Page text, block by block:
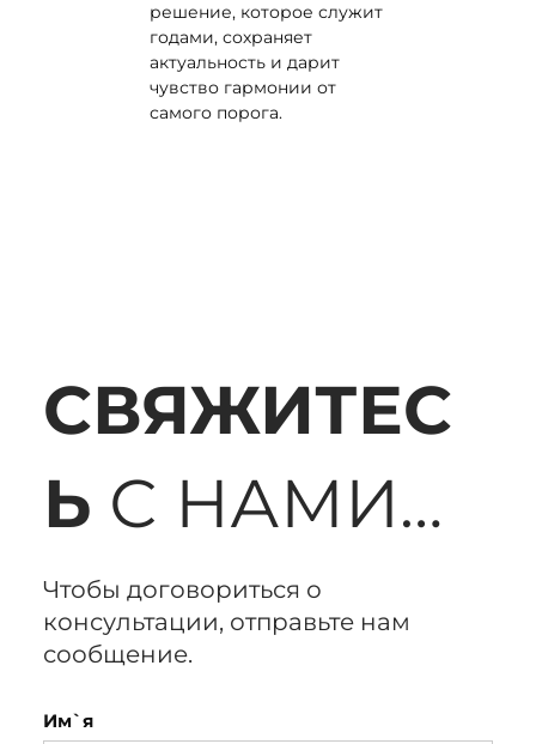
решение, которое служит
годами, сохраняет
актуальность и дарит
чувство гармонии от
самого порога.
СВЯЖИТЕС
Ь С НАМИ…
Чтобы договориться о
консультации, отправьте нам
сообщение.
Им`я